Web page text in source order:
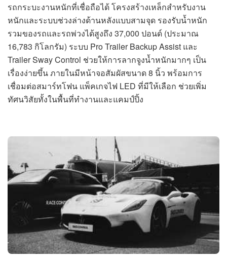
รถกระบะงานหนักที่เชื่อถือได้ โครงสร้างเหล็กสำหรับงาน
หนักและระบบช่วงล่างด้านหลังแบบสามจุด รองรับน้ำหนัก
รวมของรถและรถพ่วงได้สูงถึง 37,000 ปอนด์ (ประมาณ
16,783 กิโลกรัม) ระบบ Pro Trailer Backup Assist และ
Trailer Sway Control ช่วยให้การลากจูงน้ำหนักมากๆ เป็น
เรื่องง่ายขึ้น ภายในมีหน้าจอสัมผัสขนาด 8 นิ้ว พร้อมการ
เชื่อมต่อสมาร์ทโฟน แพ็คเกจไฟ LED ที่มีให้เลือก ช่วยเพิ่ม
ทัศนวิสัยทั้งในพื้นที่ทำงานและแคมป์ปิ้ง